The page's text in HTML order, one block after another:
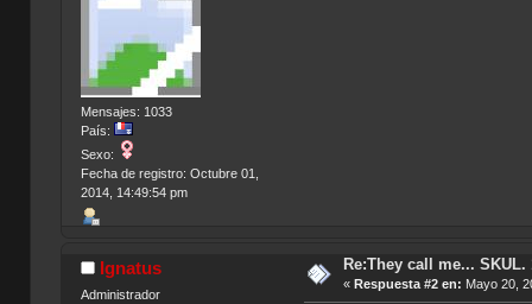
Mensajes: 1033
País:
Sexo:
Fecha de registro: Octubre 01,
2014, 14:49:54 pm
Ignatus
Administrador
Re:They call me... SKUL.
« Respuesta #2 en: Mayo 20,